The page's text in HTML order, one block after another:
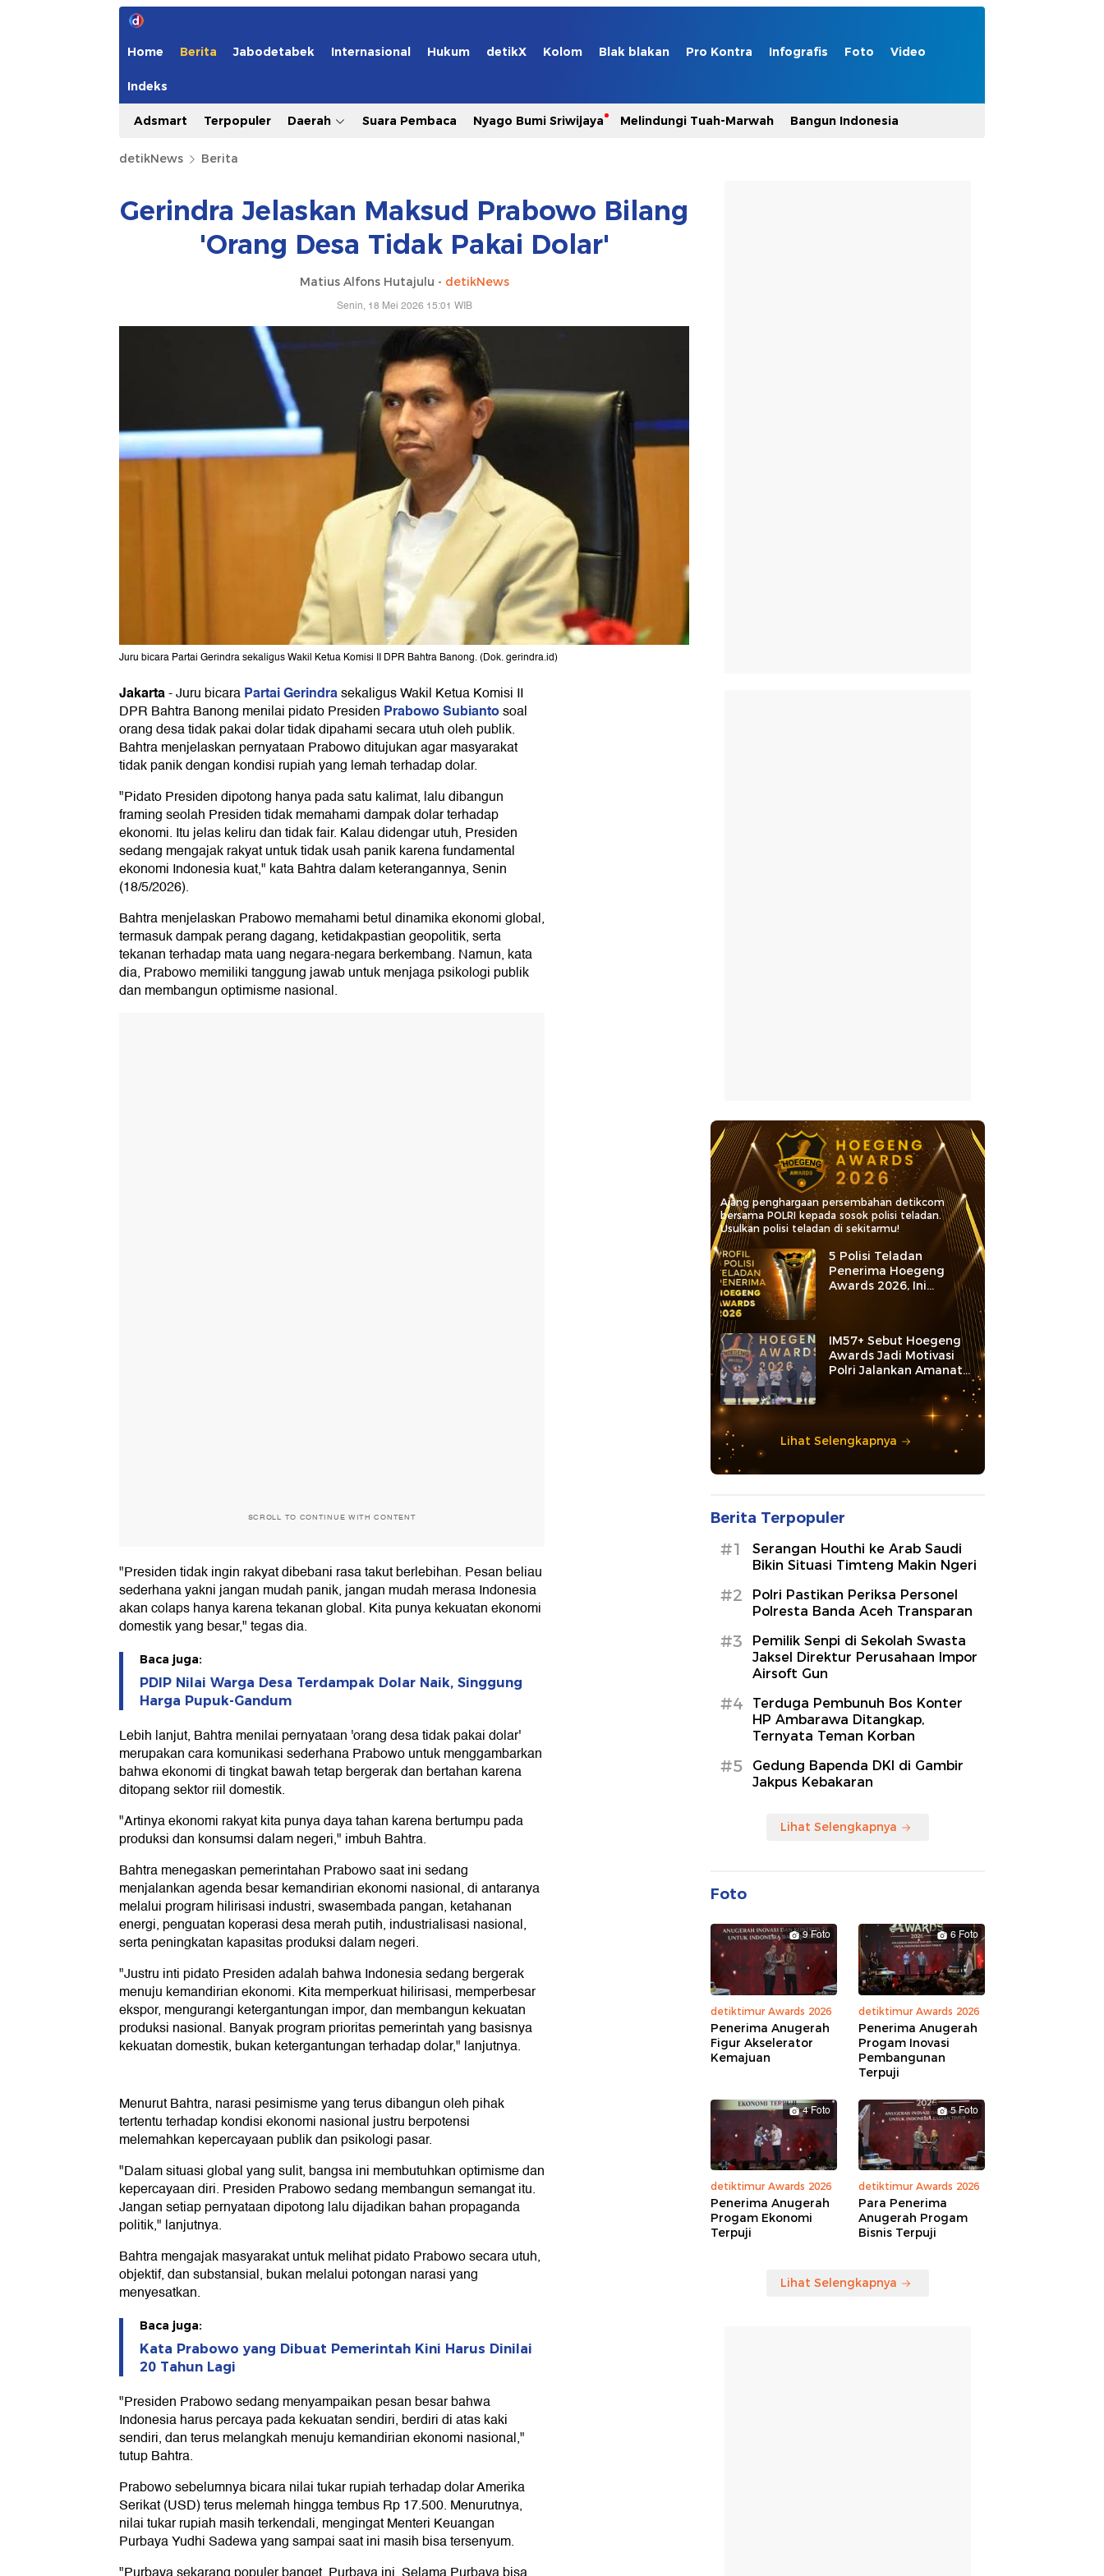
Home Berita Jabodetabek Internasional Hukum detikX Kolom Blak blakan Pro Kontra Infografis Foto Video
Indeks
Adsmart Terpopuler Daerah Suara Pembaca Nyago Bumi Sriwijaya Melindungi Tuah-Marwah Bangun Indonesia
detikNews Berita
Gerindra Jelaskan Maksud Prabowo Bilang
'Orang Desa Tidak Pakai Dolar'
Matius Alfons Hutajulu - detikNews
Senin, 18 Mei 2026 15:01 WIB
Juru bicara Partai Gerindra sekaligus Wakil Ketua Komisi II DPR Bahtra Banong. (Dok. gerindra.id)
Jakarta-Juru bicaraPartai Gerindrasekaligus Wakil Ketua Komisi II
DPR Bahtra Banong menilai pidato Presiden Prabowo Subiantosoal
orang desa tidak pakai dolar tidak dipahami secara utuh oleh publik.
Bahtra menjelaskan pernyataan Prabowo ditujukan agar masyarakat
tidak panik dengan kondisi rupiah yang lemah terhadap dolar.
"Pidato Presiden dipotong hanya pada satu kalimat, lalu dibangun
framing seolah Presiden tidak memahami dampak dolar terhadap
ekonomi. Itu jelas keliru dan tidak fair. Kalau didengar utuh, Presiden
sedang mengajak rakyat untuk tidak usah panik karena fundamental
ekonomi Indonesia kuat," kata Bahtra dalam keterangannya, Senin
(18/5/2026).
Bahtra menjelaskan Prabowo memahami betul dinamika ekonomi global,
termasuk dampak perang dagang, ketidakpastian geopolitik, serta
tekanan terhadap mata uang negara-negara berkembang. Namun, kata
dia, Prabowo memiliki tanggung jawab untuk menjaga psikologi publik
dan membangun optimisme nasional.
SCROLL TO CONTINUE WITH CONTENT
"Presiden tidak ingin rakyat dibebani rasa takut berlebihan. Pesan beliau
sederhana yakni jangan mudah panik, jangan mudah merasa Indonesia
akan colaps hanya karena tekanan global. Kita punya kekuatan ekonomi
domestik yang besar," tegas dia.
Baca juga:
PDIP Nilai Warga Desa Terdampak Dolar Naik, Singgung
Harga Pupuk-Gandum
Lebih lanjut, Bahtra menilai pernyataan 'orang desa tidak pakai dolar'
merupakan cara komunikasi sederhana Prabowo untuk menggambarkan
bahwa ekonomi di tingkat bawah tetap bergerak dan bertahan karena
ditopang sektor riil domestik.
"Artinya ekonomi rakyat kita punya daya tahan karena bertumpu pada
produksi dan konsumsi dalam negeri," imbuh Bahtra.
Bahtra menegaskan pemerintahan Prabowo saat ini sedang
menjalankan agenda besar kemandirian ekonomi nasional, di antaranya
melalui program hilirisasi industri, swasembada pangan, ketahanan
energi, penguatan koperasi desa merah putih, industrialisasi nasional,
serta peningkatan kapasitas produksi dalam negeri.
"Justru inti pidato Presiden adalah bahwa Indonesia sedang bergerak
menuju kemandirian ekonomi. Kita memperkuat hilirisasi, memperbesar
ekspor, mengurangi ketergantungan impor, dan membangun kekuatan
produksi nasional. Banyak program prioritas pemerintah yang basisnya
kekuatan domestik, bukan ketergantungan terhadap dolar," lanjutnya.
Menurut Bahtra, narasi pesimisme yang terus dibangun oleh pihak
tertentu terhadap kondisi ekonomi nasional justru berpotensi
melemahkan kepercayaan publik dan psikologi pasar.
"Dalam situasi global yang sulit, bangsa ini membutuhkan optimisme dan
kepercayaan diri. Presiden Prabowo sedang membangun semangat itu.
Jangan setiap pernyataan dipotong lalu dijadikan bahan propaganda
politik," lanjutnya.
Bahtra mengajak masyarakat untuk melihat pidato Prabowo secara utuh,
objektif, dan substansial, bukan melalui potongan narasi yang
menyesatkan.
Baca juga:
Kata Prabowo yang Dibuat Pemerintah Kini Harus Dinilai
20 Tahun Lagi
"Presiden Prabowo sedang menyampaikan pesan besar bahwa
Indonesia harus percaya pada kekuatan sendiri, berdiri di atas kaki
sendiri, dan terus melangkah menuju kemandirian ekonomi nasional,"
tutup Bahtra.
Prabowo sebelumnya bicara nilai tukar rupiah terhadap dolar Amerika
Serikat (USD) terus melemah hingga tembus Rp 17.500. Menurutnya,
nilai tukar rupiah masih terkendali, mengingat Menteri Keuangan
Purbaya Yudhi Sadewa yang sampai saat ini masih bisa tersenyum.
Ajang penghargaan persembahan detikcom
bersama POLRI kepada sosok polisi teladan.
Usulkan polisi teladan di sekitarmu!
5 Polisi Teladan
Penerima Hoegeng
Awards 2026, Ini
Kategori dan Kiprahnya
IM57+ Sebut Hoegeng
Awards Jadi Motivasi
Polri Jalankan Amanat
Lihat Selengkapnya
Berita Terpopuler
#1
Serangan Houthi ke Arab Saudi
Bikin Situasi Timteng Makin Ngeri
#2
Polri Pastikan Periksa Personel
Polresta Banda Aceh Transparan
#3
Pemilik Senpi di Sekolah Swasta
Jaksel Direktur Perusahaan Impor
Airsoft Gun
#4
Terduga Pembunuh Bos Konter
HP Ambarawa Ditangkap,
Ternyata Teman Korban
#5
Gedung Bapenda DKI di Gambir
Jakpus Kebakaran
Lihat Selengkapnya
Foto
9 Foto
detiktimur Awards 2026
Penerima Anugerah
Figur Akselerator
Kemajuan
6 Foto
detiktimur Awards 2026
Penerima Anugerah
Progam Inovasi
Pembangunan
Terpuji
4 Foto
detiktimur Awards 2026
Penerima Anugerah
Progam Ekonomi
Terpuji
5 Foto
detiktimur Awards 2026
Para Penerima
Anugerah Progam
Bisnis Terpuji
Lihat Selengkapnya